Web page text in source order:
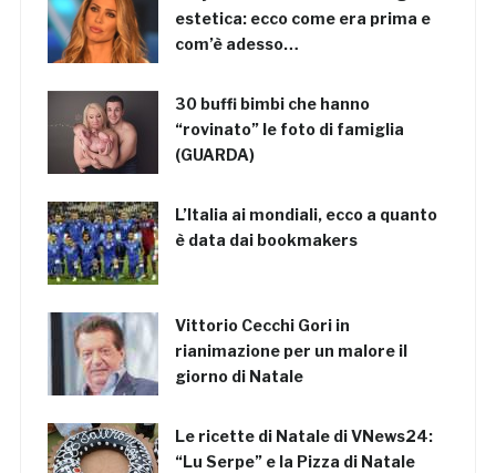
estetica: ecco come era prima e
com’è adesso…
30 buffi bimbi che hanno
“rovinato” le foto di famiglia
(GUARDA)
L’Italia ai mondiali, ecco a quanto
è data dai bookmakers
Vittorio Cecchi Gori in
rianimazione per un malore il
giorno di Natale
Le ricette di Natale di VNews24:
“Lu Serpe” e la Pizza di Natale